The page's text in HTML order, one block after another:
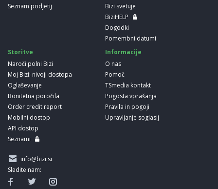
Seznam podjetij
Bizi svetuje
BiziHELP
Dogodki
Pomembni datumi
Storitve
Naroči polni Bizi
Moj Bizi: nivoji dostopa
Oglaševanje
Bonitetna poročila
Order credit report
Mobilni dostop
API dostop
Seznami
Informacije
O nas
Pomoč
TSmedia kontakt
Pogosta vprašanja
Pravila in pogoji
Upravljanje soglasij
info@bizi.si
Sledite nam: